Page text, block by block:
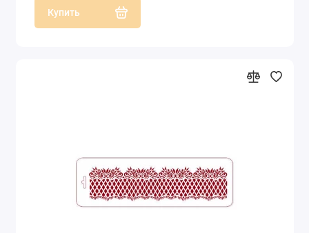
Купить